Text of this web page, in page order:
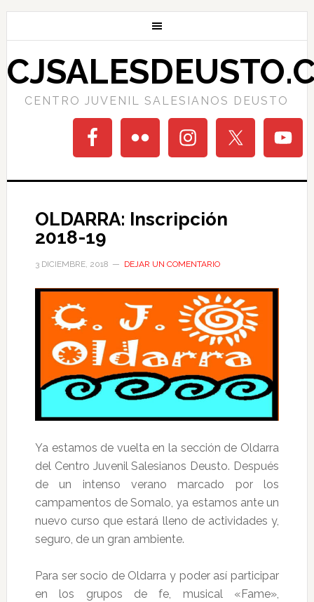
CENTRO JUVENIL SALESIANOS DEUSTO
OLDARRA: Inscripción
2018-19
3 DICIEMBRE, 2018 DEJAR UN COMENTARIO
Ya estamos de vuelta en la sección de Oldarra
del Centro Juvenil Salesianos Deusto. Después
de un intenso verano marcado por los
campamentos de Somalo, ya estamos ante un
nuevo curso que estará lleno de actividades y,
seguro, de un gran ambiente.
Para ser socio de Oldarra y poder así participar
en los grupos de fe, musical «Fame»,